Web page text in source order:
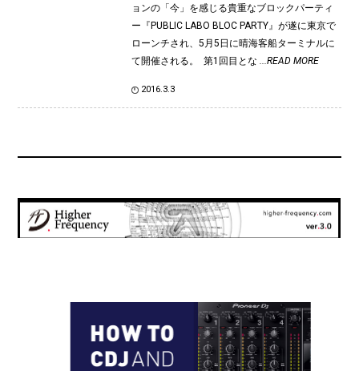
ョンの「今」を感じる貴重なブロックパーティ
ー『PUBLIC LABO BLOC PARTY』が遂に東京で
ローンチされ、5月5日に晴海客船ターミナルに
て開催される。 第1回目とな ...READ MORE
2016.3.3